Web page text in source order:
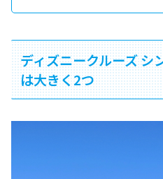
ディズニークルーズ シ
は大きく2つ